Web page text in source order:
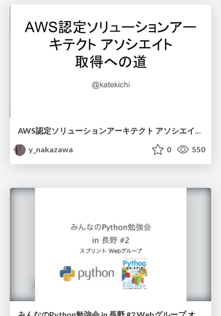
AWS認定ソリューションアーキテクト アソシエイト 取得への道
y_nakazawa
0 550